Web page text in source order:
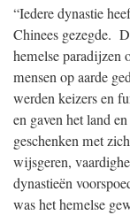
“Iedere dynastie
Chinees gezegde.
hemelse paradijzen
mensen op aarde
werden keizers en
en gaven het land
geschenken met
wijsgeren,
dynastieën
was het hemelse